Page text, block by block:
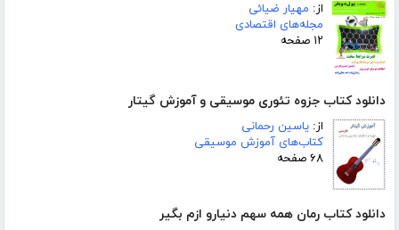
از: مهیار ضیائی
مجله‌های اقتصادی
۱۲ صفحه
دانلود کتاب جزوه تئوری موسیقی و آموزش گیتار
از: یاسین رحمانی
کتاب‌های آموزش موسیقی
۶۸ صفحه
دانلود کتاب رمان همه سهم دنیارو ازم بگیر